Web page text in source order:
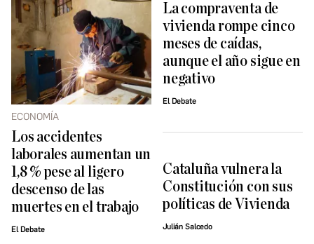
ECONOMÍA
Los accidentes
laborales aumentan un
1,8 % pese al ligero
descenso de las
muertes en el trabajo
El Debate
La compraventa de
vivienda rompe cinco
meses de caídas,
aunque el año sigue en
negativo
El Debate
Cataluña vulnera la
Constitución con sus
políticas de Vivienda
Julián Salcedo